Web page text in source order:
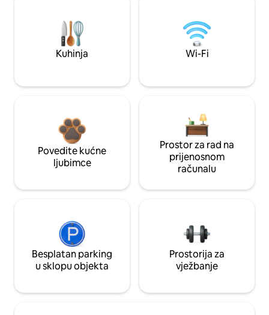
Kuhinja Wi-Fi
Povedite kućne
ljubimce
Prostor za rad na
prijenosnom
računalu
Besplatan parking
u sklopu objekta
Prostorija za
vježbanje